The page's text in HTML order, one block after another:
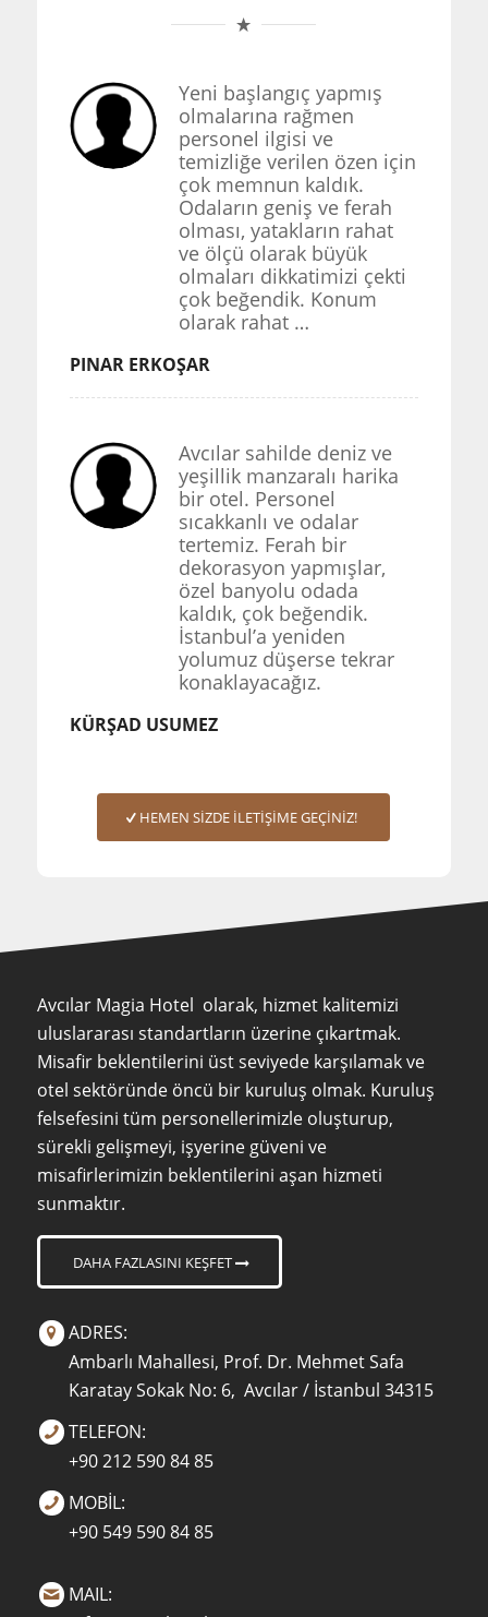
Yeni başlangıç yapmış
olmalarına rağmen
personel ilgisi ve
temizliğe verilen özen için
çok memnun kaldık.
Odaların geniş ve ferah
olması, yatakların rahat
ve ölçü olarak büyük
olmaları dikkatimizi çekti
çok beğendik. Konum
olarak rahat …
PINAR ERKOŞAR
Avcılar sahilde deniz ve
yeşillik manzaralı harika
bir otel. Personel
sıcakkanlı ve odalar
tertemiz. Ferah bir
dekorasyon yapmışlar,
özel banyolu odada
kaldık, çok beğendik.
İstanbul’a yeniden
yolumuz düşerse tekrar
konaklayacağız.
KÜRŞAD USUMEZ
HEMEN SİZDE İLETİŞİME GEÇİNİZ!
Avcılar Magia Hotel olarak, hizmet kalitemizi
uluslararası standartların üzerine çıkartmak.
Misafir beklentilerini üst seviyede karşılamak ve
otel sektöründe öncü bir kuruluş olmak. Kuruluş
felsefesini tüm personellerimizle oluşturup,
sürekli gelişmeyi, işyerine güveni ve
misafirlerimizin beklentilerini aşan hizmeti
sunmaktır.
DAHA FAZLASINI KEŞFET
ADRES:
Ambarlı Mahallesi, Prof. Dr. Mehmet Safa
Karatay Sokak No: 6, Avcılar / İstanbul 34315
TELEFON:
+90 212 590 84 85
MOBİL:
+90 549 590 84 85
MAIL: